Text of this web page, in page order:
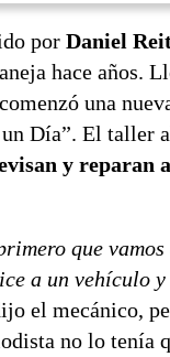
por Daniel
hace años.
una
Día”. El taller
y reparan
que
a un vehículo y
el mecánico,
no lo tenía